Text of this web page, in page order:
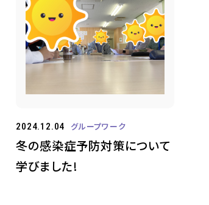
2024.12.04 グループワーク
冬の感染症予防対策について
学びました!